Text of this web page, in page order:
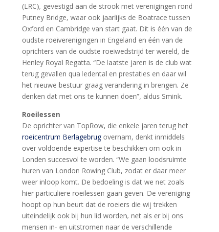
(LRC), gevestigd aan de strook met verenigingen rond
Putney Bridge, waar ook jaarlijks de Boatrace tussen
Oxford en Cambridge van start gaat. Dit is één van de
oudste roeiverenigingen in Engeland en één van de
oprichters van de oudste roeiwedstrijd ter wereld, de
Henley Royal Regatta. “De laatste jaren is de club wat
terug gevallen qua ledental en prestaties en daar wil
het nieuwe bestuur graag verandering in brengen. Ze
denken dat met ons te kunnen doen”, aldus Smink.
Roeilessen
De oprichter van TopRow, die enkele jaren terug het
roeicentrum Berlagebrugovernam, denkt inmiddels
over voldoende expertise te beschikken om ook in
Londen succesvol te worden. “We gaan loodsruimte
huren van London Rowing Club, zodat er daar meer
weer inloop komt. De bedoeling is dat we net zoals
hier particuliere roeilessen gaan geven. De vereniging
hoopt op hun beurt dat de roeiers die wij trekken
uiteindelijk ook bij hun lid worden, net als er bij ons
mensen in- en uitstromen naar de verschillende